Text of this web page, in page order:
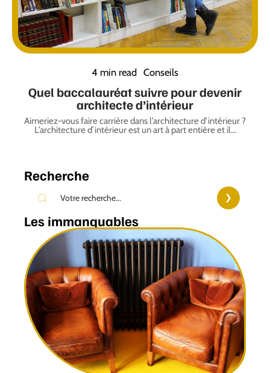
4 min read Conseils
Quel baccalauréat suivre pour devenir
architecte d’intérieur
Aimeriez-vous faire carrière dans l’architecture d’intérieur ?
L’architecture d’intérieur est un art à part entière et il…
Recherche
Les immanquables